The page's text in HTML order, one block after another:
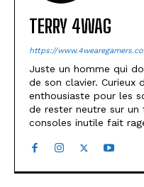
TERRY 4WAG
https://
Juste un homme qui
de son clavier. Curieux
enthousiaste pour les
de rester neutre sur un
consoles inutile fait